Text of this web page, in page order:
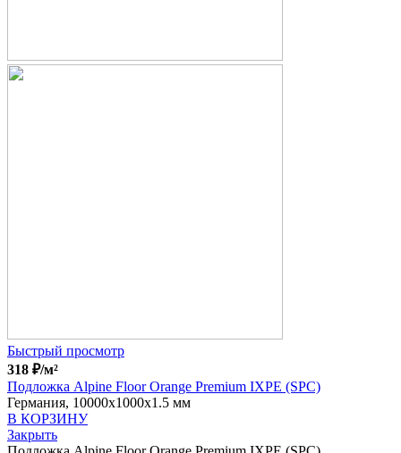
Быстрый просмотр
318 ₽/м²
Подложка Alpine Floor Orange Premium IXPE (SPC)
Германия, 10000x1000x1.5 мм
В КОРЗИНУ
Закрыть